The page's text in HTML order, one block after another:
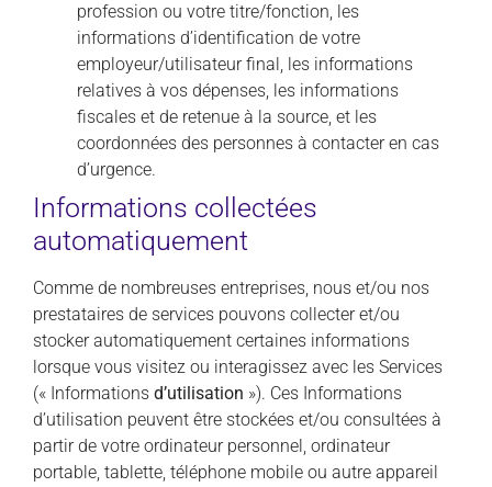
profession ou votre titre/fonction, les
informations d’identification de votre
employeur/utilisateur final, les informations
relatives à vos dépenses, les informations
fiscales et de retenue à la source, et les
coordonnées des personnes à contacter en cas
d’urgence.
Informations collectées
automatiquement
Comme de nombreuses entreprises, nous et/ou nos
prestataires de services pouvons collecter et/ou
stocker automatiquement certaines informations
lorsque vous visitez ou interagissez avec les Services
(« Informations d’utilisation »). Ces Informations
d’utilisation peuvent être stockées et/ou consultées à
partir de votre ordinateur personnel, ordinateur
portable, tablette, téléphone mobile ou autre appareil